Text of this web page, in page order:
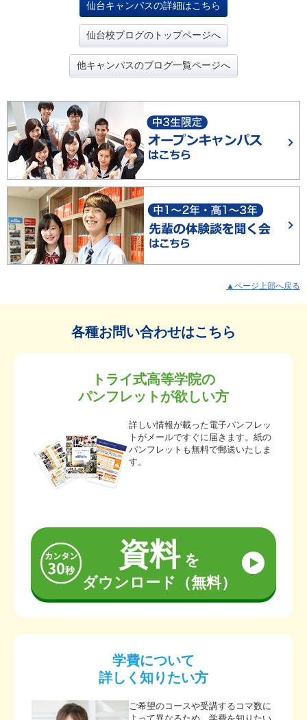
仙台キャンパスの詳細はこちら
仙台校ブログのトップページへ
他キャンパスのブログ一覧ページへ
▲ページ上部へ戻る
各種お問い合わせはこちら
トライ式高等学院の
パンフレットが欲しい方
詳しい情報が載った電子パンフレッ
トがメールですぐに届きます。紙の
パンフレットも無料で郵送いたしま
す。
資料を
ダウンロード（無料）
学費について
詳しく知りたい方
ご希望のコースや受講するコマ数に